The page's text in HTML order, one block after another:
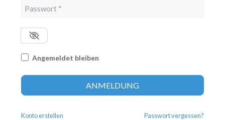
Passwort *
Angemeldet bleiben
ANMELDUNG
Konto erstellen Passwort vergessen?